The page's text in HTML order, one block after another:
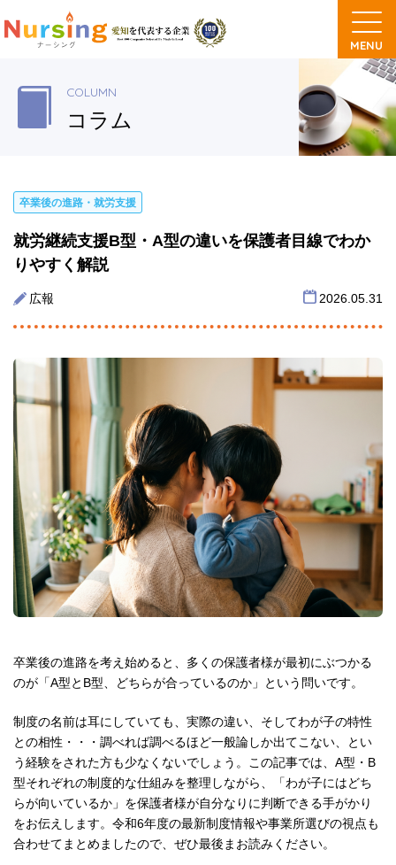
COLUMN
コラム
卒業後の進路・就労支援
広報 2026.05.31
就労継続支援B型・A型の違いを保護者目線でわか
りやすく解説
卒業後の進路を考え始めると、多くの保護者様が最初にぶつかる
のが「A型とB型、どちらが合っているのか」という問いです。
制度の名前は耳にしていても、実際の違い、そしてわが子の特性
との相性・・・調べれば調べるほど一般論しか出てこない、とい
う経験をされた方も少なくないでしょう。この記事では、A型・B
型それぞれの制度的な仕組みを整理しながら、「わが子にはどち
らが向いているか」を保護者様が自分なりに判断できる手がかり
をお伝えします。令和6年度の最新制度情報や事業所選びの視点も
合わせてまとめましたので、ぜひ最後まお読みください。